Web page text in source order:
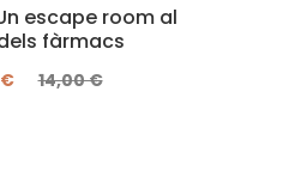
escape room al
fàrmacs
14,00 €